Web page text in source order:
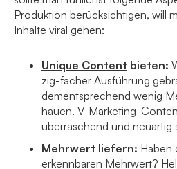
Produktion berücksichtigen, will
Inhalte viral gehen:
Unique Content bieten:
zig-facher Ausführung
dementsprechend wenig
hauen. V-Marketing-
überraschend und neuartig
Mehrwert liefern: Haben
erkennbaren Mehrwert?